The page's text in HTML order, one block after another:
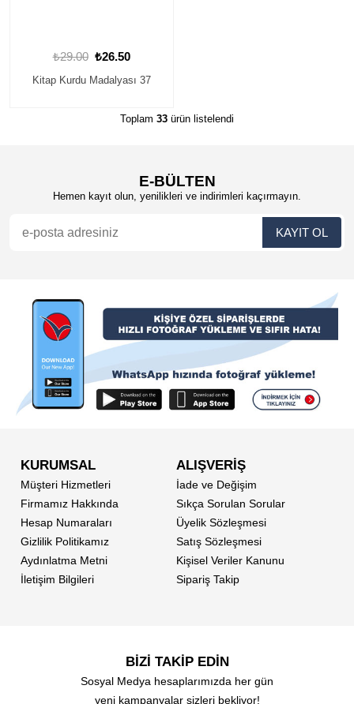
₺29.00 ₺26.50
Kitap Kurdu Madalyası 37
Toplam 33 ürün listelendi
E-BÜLTEN
Hemen kayıt olun, yenilikleri ve indirimleri kaçırmayın.
KURUMSAL
Müşteri Hizmetleri
Firmamız Hakkında
Hesap Numaraları
Gizlilik Politikamız
Aydınlatma Metni
İletişim Bilgileri
ALIŞVERİŞ
İade ve Değişim
Sıkça Sorulan Sorular
Üyelik Sözleşmesi
Satış Sözleşmesi
Kişisel Veriler Kanunu
Sipariş Takip
BİZİ TAKİP EDİN
Sosyal Medya hesaplarımızda her gün
yeni kampanyalar sizleri bekliyor!